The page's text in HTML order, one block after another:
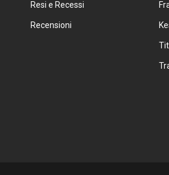
Resi e Recessi
Recensioni